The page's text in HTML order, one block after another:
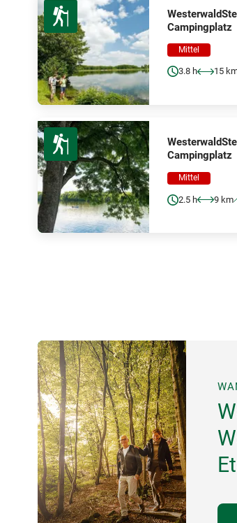
Campingplatz
Mittel
3.8 h 15
Campingplatz
Mittel
2.5 h 9 km